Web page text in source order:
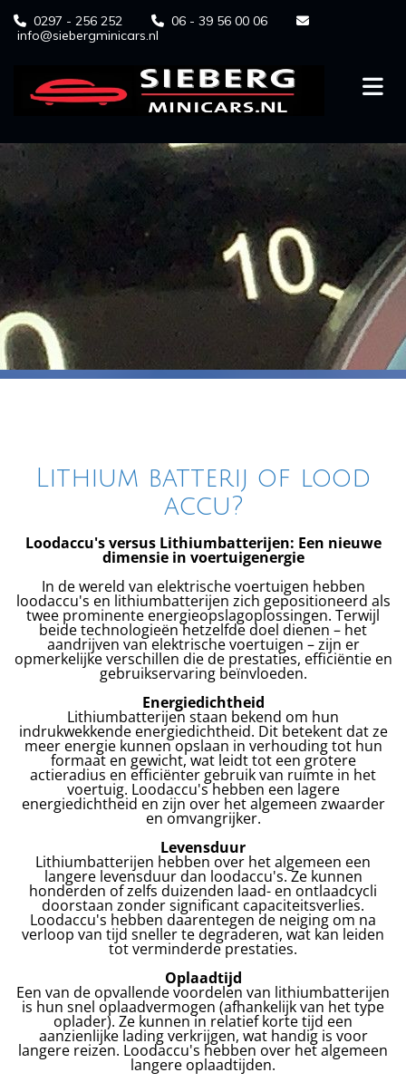
 0297 - 256 252  06 - 39 56 00 06 
info@siebergminicars.nl
Lithium batterij of lood
accu?
Loodaccu's versus Lithiumbatterijen: Een nieuwe
dimensie in voertuigenergie
In de wereld van elektrische voertuigen hebben
loodaccu's en lithiumbatterijen zich gepositioneerd als
twee prominente energieopslagoplossingen. Terwijl
beide technologieën hetzelfde doel dienen – het
aandrijven van elektrische voertuigen – zijn er
opmerkelijke verschillen die de prestaties, efficiëntie en
gebruikservaring beïnvloeden.
Energiedichtheid
Lithiumbatterijen staan bekend om hun
indrukwekkende energiedichtheid. Dit betekent dat ze
meer energie kunnen opslaan in verhouding tot hun
formaat en gewicht, wat leidt tot een grotere
actieradius en efficiënter gebruik van ruimte in het
voertuig. Loodaccu's hebben een lagere
energiedichtheid en zijn over het algemeen zwaarder
en omvangrijker.
Levensduur
Lithiumbatterijen hebben over het algemeen een
langere levensduur dan loodaccu's. Ze kunnen
honderden of zelfs duizenden laad- en ontlaadcycli
doorstaan zonder significant capaciteitsverlies.
Loodaccu's hebben daarentegen de neiging om na
verloop van tijd sneller te degraderen, wat kan leiden
tot verminderde prestaties.
Oplaadtijd
Een van de opvallende voordelen van lithiumbatterijen
is hun snel oplaadvermogen (afhankelijk van het type
oplader). Ze kunnen in relatief korte tijd een
aanzienlijke lading verkrijgen, wat handig is voor
langere reizen. Loodaccu's hebben over het algemeen
langere oplaadtijden.